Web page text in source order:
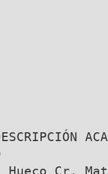
Hueco Cr.